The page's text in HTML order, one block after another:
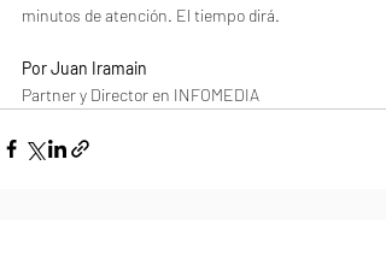
minutos de atención. El tiempo dirá.
Por Juan Iramain
Partner y Director en INFOMEDIA